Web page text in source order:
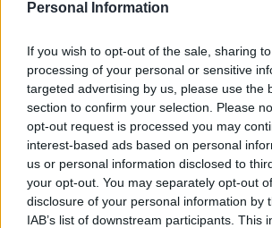
Personal Information
If you wish to opt-out of the sale, sharing
processing of your personal or sensitive
targeted advertising by us, please use the
section to confirm your selection. Please
opt-out request is processed you may
interest-based ads based on personal
us or personal information disclosed to
your opt-out. You may separately opt-out
disclosure of your personal information by
IAB’s list of downstream participants. This
Băscuțe cu brânză dulce și caise –
31.07.2026